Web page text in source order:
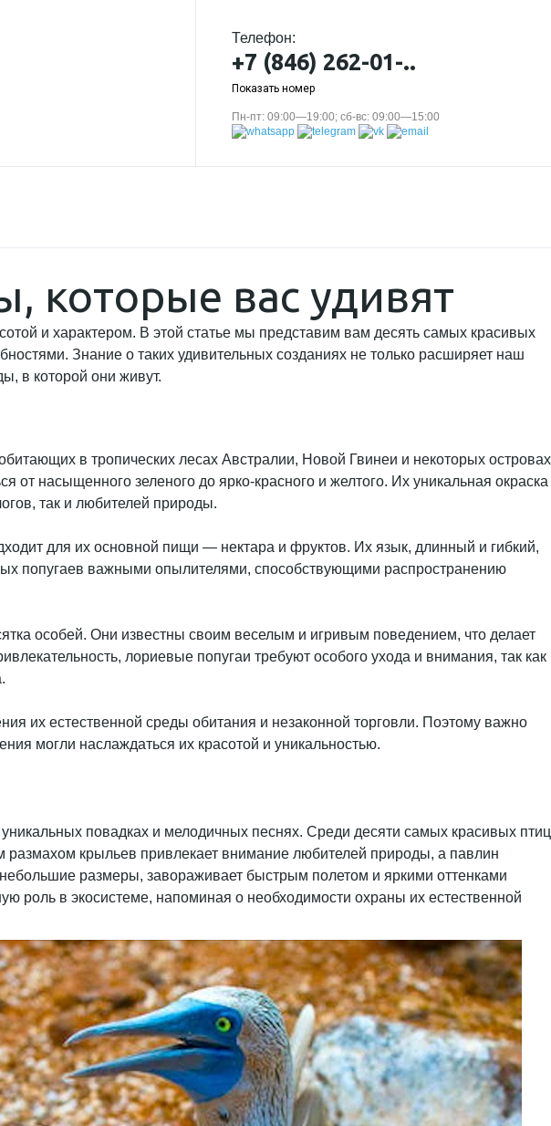
Телефон:
+7 (846) 262-01-..
Показать номер
Пн-пт: 09:00—19:00; сб-вс: 09:00—15:00
которые вас удивят
и характером. В этой статье мы представим вам десять самых красивых
Знание о таких удивительных созданиях не только расширяет наш
в которой они живут.
в тропических лесах Австралии, Новой Гвинеи и некоторых островах
насыщенного зеленого до ярко-красного и желтого. Их уникальная окраска
так и любителей природы.
для их основной пищи — нектара и фруктов. Их язык, длинный и гибкий,
попугаев важными опылителями, способствующими распространению
особей. Они известны своим веселым и игривым поведением, что делает
лориевые попугаи требуют особого ухода и внимания, так как
их естественной среды обитания и незаконной торговли. Поэтому важно
могли наслаждаться их красотой и уникальностью.
повадках и мелодичных песнях. Среди десяти самых красивых птиц
размахом крыльев привлекает внимание любителей природы, а павлин
размеры, завораживает быстрым полетом и яркими оттенками
роль в экосистеме, напоминая о необходимости охраны их естественной